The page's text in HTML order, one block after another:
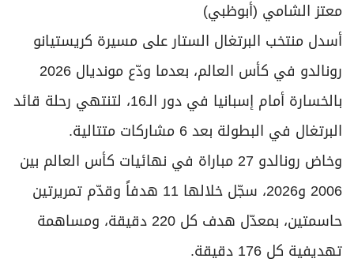
عدد اليوم
مواقيت الصلاة
الأحوال الجوية
معتز الشامي (أبوظبي)
أسدل منتخب البرتغال الستار على مسيرة كريستيانو
رونالدو في كأس العالم، بعدما ودّع مونديال 2026
بالخسارة أمام إسبانيا في دور الـ16، لتنتهي رحلة قائد
البرتغال في البطولة بعد 6 مشاركات متتالية.
وخاض رونالدو 27 مباراة في نهائيات كأس العالم بين
2006 و2026، سجّل خلالها 11 هدفاً وقدّم تمريرتين
حاسمتين، بمعدّل هدف كل 220 دقيقة، ومساهمة
تهديفية كل 176 دقيقة.